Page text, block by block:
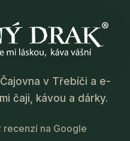
v Třebíči a e-
čaji, kávou a dárky.
recenzí na Google